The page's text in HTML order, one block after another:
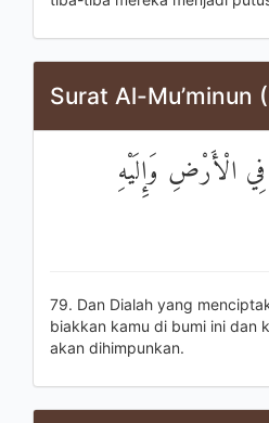
Surat Al-Mu’minun
الْأَرْضِ وَإِلَيْهِ
79. Dan Dialah yang
biakkan kamu di bumi ini dan
akan dihimpunkan.